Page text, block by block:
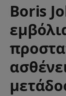
Boris